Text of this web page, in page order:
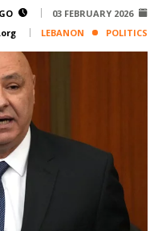
03 FEBRUARY 2026
LEBANON
POLITICS